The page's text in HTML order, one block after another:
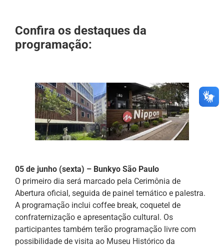
Confira os destaques da
programação:
05 de junho (sexta) – Bunkyo São Paulo
O primeiro dia será marcado pela Cerimônia de
Abertura oficial, seguida de painel temático e palestra.
A programação inclui coffee break, coquetel de
confraternização e apresentação cultural. Os
participantes também terão programação livre com
possibilidade de visita ao Museu Histórico da